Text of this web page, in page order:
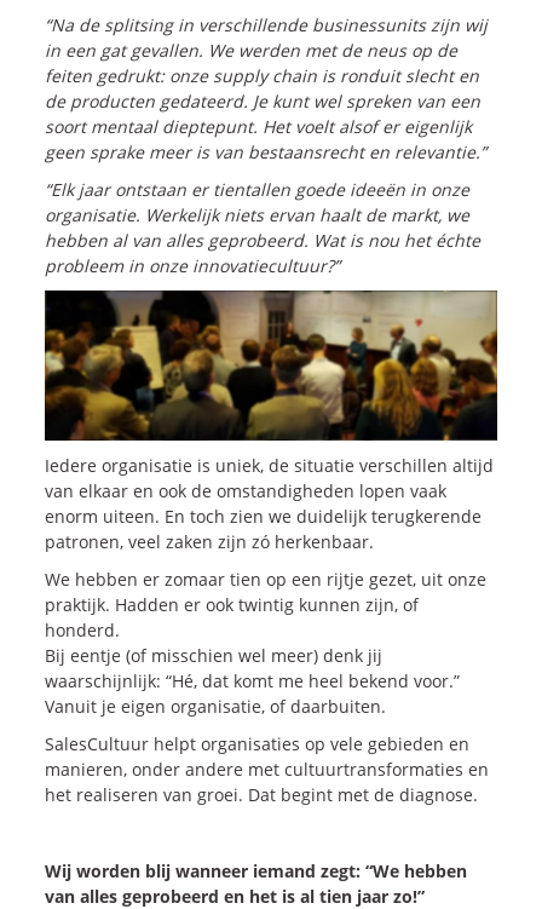
“Na de splitsing in verschillende businessunits zijn wij
in een gat gevallen. We werden met de neus op de
feiten gedrukt: onze supply chain is ronduit slecht en
de producten gedateerd. Je kunt wel spreken van een
soort mentaal dieptepunt. Het voelt alsof er eigenlijk
geen sprake meer is van bestaansrecht en relevantie.”
“Elk jaar ontstaan er tientallen goede ideeën in onze
organisatie. Werkelijk niets ervan haalt de markt, we
hebben al van alles geprobeerd. Wat is nou het échte
probleem in onze innovatiecultuur?”
Iedere organisatie is uniek, de situatie verschillen altijd
van elkaar en ook de omstandigheden lopen vaak
enorm uiteen. En toch zien we duidelijk terugkerende
patronen, veel zaken zijn zó herkenbaar.
We hebben er zomaar tien op een rijtje gezet, uit onze
praktijk. Hadden er ook twintig kunnen zijn, of
honderd.
Bij eentje (of misschien wel meer) denk jij
waarschijnlijk: “Hé, dat komt me heel bekend voor.”
Vanuit je eigen organisatie, of daarbuiten.
SalesCultuur helpt organisaties op vele gebieden en
manieren, onder andere met cultuurtransformaties en
het realiseren van groei. Dat begint met de diagnose.
Wij worden blij wanneer iemand zegt: “We hebben
van alles geprobeerd en het is al tien jaar zo!”